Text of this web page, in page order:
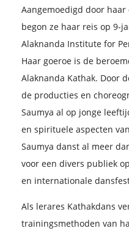
Aangemoedigd door
begon ze haar reis op 9-
Alaknanda Institute for
Haar goeroe is de
Alaknanda Kathak. Door
de producties en
Saumya al op jonge
en spirituele aspecten
Saumya danst al meer
voor een divers publiek
en internationale
Als lerares Kathakdans
trainingsmethoden van